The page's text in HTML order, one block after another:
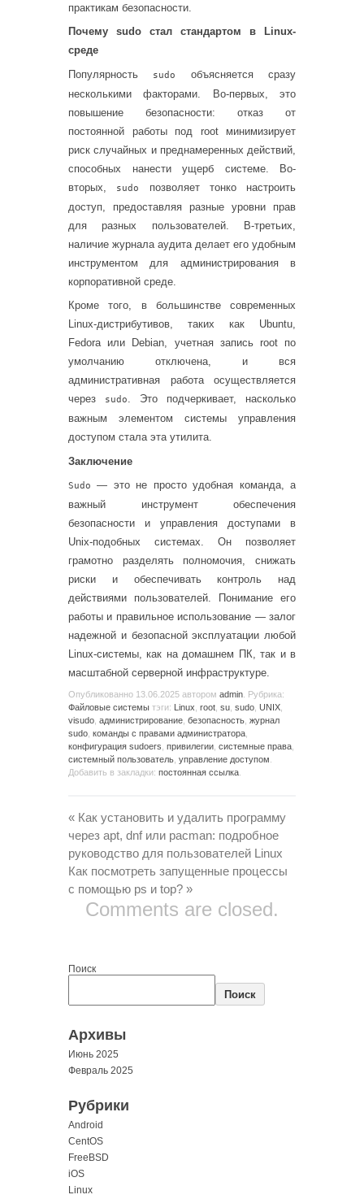
практикам безопасности.
Почему sudo стал стандартом в Linux-
среде
Популярность
sudo
объясняется сразу
несколькими факторами. Во-первых, это
повышение безопасности: отказ от
постоянной работы под root минимизирует
риск случайных и преднамеренных действий,
способных нанести ущерб системе. Во-
вторых,
sudo
позволяет тонко настроить
доступ, предоставляя разные уровни прав
для разных пользователей. В-третьих,
наличие журнала аудита делает его удобным
инструментом для администрирования в
корпоративной среде.
Кроме того, в большинстве современных
Linux-дистрибутивов, таких как Ubuntu,
Fedora или Debian, учетная запись root по
умолчанию отключена, и вся
административная работа осуществляется
через
sudo. Это подчеркивает, насколько
важным элементом системы управления
доступом стала эта утилита.
Заключение
Sudo
— это не просто удобная команда, а
важный инструмент обеспечения
безопасности и управления доступами в
Unix-подобных системах. Он позволяет
грамотно разделять полномочия, снижать
риски и обеспечивать контроль над
действиями пользователей. Понимание его
работы и правильное использование — залог
надежной и безопасной эксплуатации любой
Linux-системы, как на домашнем ПК, так и в
масштабной серверной инфраструктуре.
Опубликованно 13.06.2025 автором admin . Рубрика:
Файловые системы тэги: Linux root su sudo UNIX
visudo администрирование безопасность журнал
sudo команды с правами администратора
конфигурация sudoers привилегии системные права
системный пользователь управление доступом
Добавить в закладки: постоянная ссылка
« Как установить и удалить программу
через apt, dnf или pacman: подробное
руководство для пользователей Linux
Как посмотреть запущенные процессы
с помощью ps и top? »
Comments are closed.
Поиск
Поиск
Архивы
Июнь 2025
Февраль 2025
Рубрики
Android
CentOS
FreeBSD
iOS
Linux